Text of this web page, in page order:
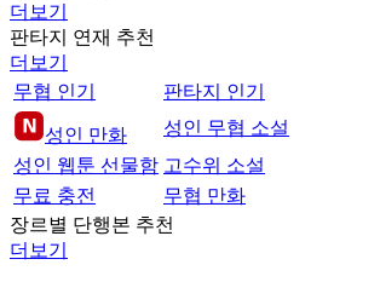
더보기
판타지 연재 추천
더보기
무협 인기
판타지 인기
성인 만화
성인 무협 소설
성인 웹툰 선물함 고수위 소설
무료 충전
무협 만화
장르별 단행본 추천
더보기